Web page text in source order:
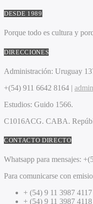
DESDE 1989
Porque todo es cultura y
DIRECCIONES
Administración: Uruguay
+(54) 911 6642 8164 |
Estudios: Guido 1566.
C1016ACG. CABA.
CONTACTO DIRECTO
Whatsapp para mensajes:
Para comunicarse con
+ (54) 9 11 3987 4117
+ (54) 9 11 3987 4118